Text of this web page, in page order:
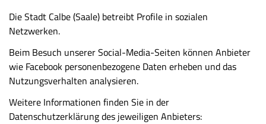
Die Stadt Calbe (Saale) betreibt Profile in sozialen
Netzwerken.
Beim Besuch unserer Social-Media-Seiten können Anbieter
wie Facebook personenbezogene Daten erheben und das
Nutzungsverhalten analysieren.
Weitere Informationen finden Sie in der
Datenschutzerklärung des jeweiligen Anbieters: